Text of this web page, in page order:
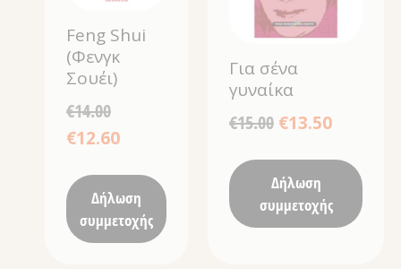
Feng Shui
(Φενγκ
Σουέι)
€14.00
€12.60
Δήλωση
συμμετοχής
Για σένα
γυναίκα
€15.00 €13.50
Δήλωση
συμμετοχής